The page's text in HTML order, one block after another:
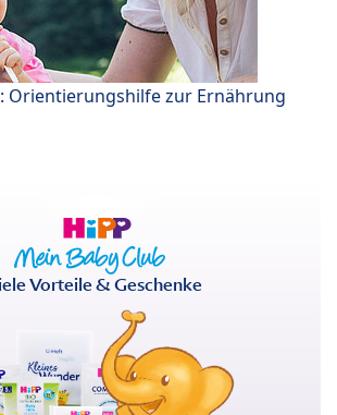
Orientierungshilfe zur Ernährung
Vorteile & Geschenke